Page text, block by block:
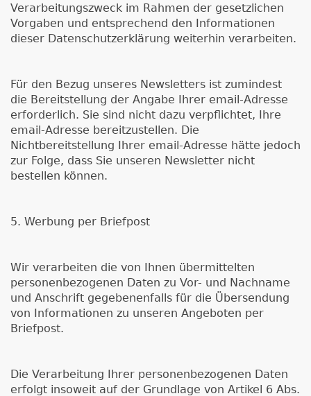
Verarbeitungszweck im Rahmen der gesetzlichen
Vorgaben und entsprechend den Informationen
dieser Datenschutzerklärung weiterhin verarbeiten.
Für den Bezug unseres Newsletters ist zumindest
die Bereitstellung der Angabe Ihrer email-Adresse
erforderlich. Sie sind nicht dazu verpflichtet, Ihre
email-Adresse bereitzustellen. Die
Nichtbereitstellung Ihrer email-Adresse hätte jedoch
zur Folge, dass Sie unseren Newsletter nicht
bestellen können.
5. Werbung per Briefpost
Wir verarbeiten die von Ihnen übermittelten
personenbezogenen Daten zu Vor- und Nachname
und Anschrift gegebenenfalls für die Übersendung
von Informationen zu unseren Angeboten per
Briefpost.
Die Verarbeitung Ihrer personenbezogenen Daten
erfolgt insoweit auf der Grundlage von Artikel 6 Abs.